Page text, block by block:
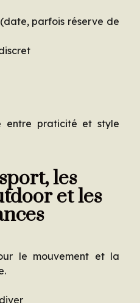
parfois réserve de
entre praticité et style
les
et les
le mouvement et la